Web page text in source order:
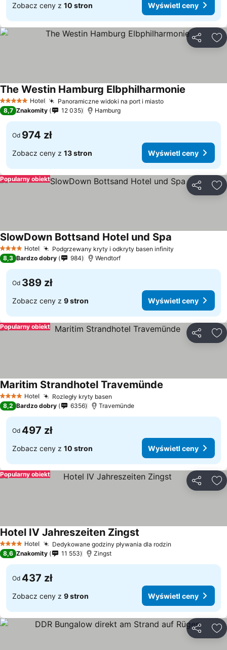
Zobacz ceny z 10 stron Wyświetl ceny
5 KategoriaHotel Panoramiczne widoki na port i miastoWyświetl ceny
The Westin Hamburg Elbphilharmonie
8,7 Znakomity 12 035 Hamburg
Od 974 zł
Zobacz ceny z 13 stron Wyświetl ceny
Popularny obiekt
4 KategoriaHotel Podgrzewany kryty i odkryty basen infinity
SlowDown Bottsand Hotel und Spa
8,3 Bardzo dobry 984 Wendtorf
Od 389 zł
Zobacz ceny z 9 stron Wyświetl ceny
Popularny obiekt
4 KategoriaHotel Rozległy kryty basen
Maritim Strandhotel Travemünde
8,2 Bardzo dobry 6356 Travemünde
Od 497 zł
Zobacz ceny z 10 stron Wyświetl ceny
Popularny obiekt
4 KategoriaHotel Dedykowane godziny pływania dla rodzin
Hotel IV Jahreszeiten Zingst
8,6 Znakomity 11 553 Zingst
Od 437 zł
Zobacz ceny z 9 stron Wyświetl ceny